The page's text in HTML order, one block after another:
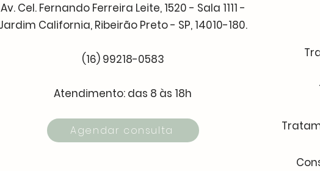
Av. Cel. Fernando Ferreira Leite, 1520 - Sala 1111 -
California, Ribeirão Preto - SP, 14010-180.
(16) 99218-0583
Atendimento: das 8 às 18h
Agendar consulta